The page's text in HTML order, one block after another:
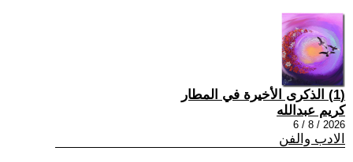
(1) الذكرى الأخيرة في المطار
كريم عبدالله
2026 / 8 / 6
الادب والفن